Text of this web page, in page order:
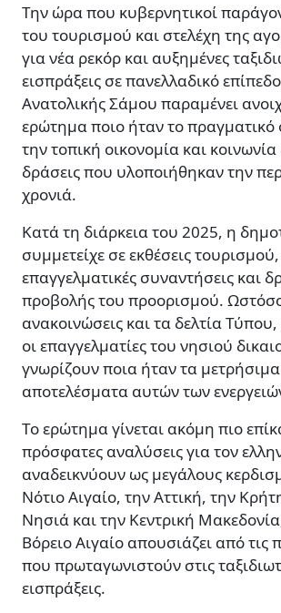
Την ώρα που κυβερνητικοί
του τουρισμού και στελέχη της
για νέα ρεκόρ και αυξημένες
εισπράξεις σε πανελλαδικό
Ανατολικής Σάμου παραμένει
ερώτημα ποιο ήταν το πραγματικό
την τοπική οικονομία και κοινωνία
δράσεις που υλοποιήθηκαν την
χρονιά.
Κατά τη διάρκεια του 2025, η
συμμετείχε σε εκθέσεις τουρισμού,
επαγγελματικές συναντήσεις και
προβολής του προορισμού.
ανακοινώσεις και τα δελτία Τύπου,
οι επαγγελματίες του νησιού
γνωρίζουν ποια ήταν τα μετρήσιμα
αποτελέσματα αυτών των
Το ερώτημα γίνεται ακόμη πιο
πρόσφατες αναλύσεις για τον
αναδεικνύουν ως μεγάλους
Νότιο Αιγαίο, την Αττική, την
Νησιά και την Κεντρική
Βόρειο Αιγαίο απουσιάζει από τις
που πρωταγωνιστούν στις
εισπράξεις.